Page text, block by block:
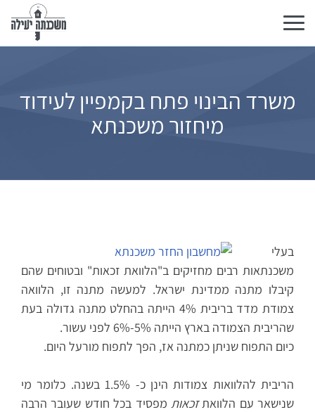
Toggle
navigation
משרד הבינוי פתח בקמפיין לעידוד
מיחזור משכנתא
בעלי
משכנתאות רבים מחזיקים ב"הלוואת זכאות" ובטוחים שהם
קיבלו מתנה ממדינת ישראל. למעשה מתנה זו, הלוואה
צמודת מדד בריבית 4% הייתה בהחלט מתנה גדולה בעת
שהריבית הצמודה בארץ הייתה 5%-6% לפני עשור.
כיום התפוח שניתן כמתנה אז, הפך לתפוח מורעל היום.
הריבית להלוואות צמודות הינן כ- 1.5% בשנה. כלומר מי
שנישאר עם הלוואתזכאות מפסיד בכל חודש שעובר הרבה